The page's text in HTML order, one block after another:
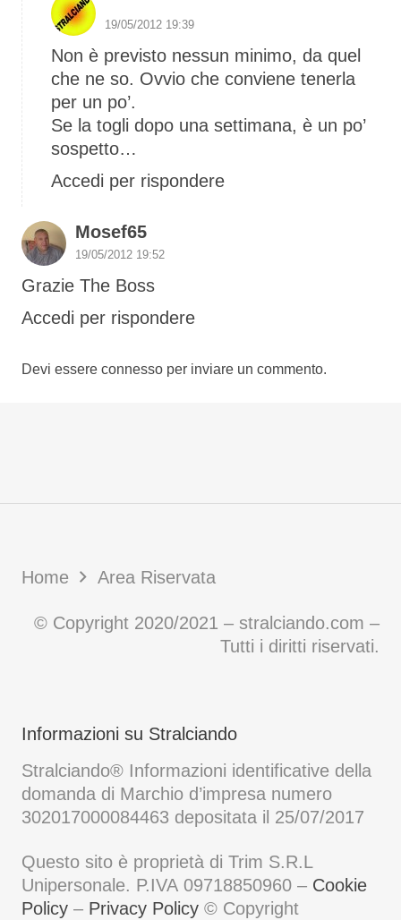
19/05/2012 19:39
Non è previsto nessun minimo, da quel
che ne so. Ovvio che conviene tenerla
per un po’.
Se la togli dopo una settimana, è un po’
sospetto…
Accedi per rispondere
Mosef65
19/05/2012 19:52
Grazie The Boss
Accedi per rispondere
Devi essere connesso per inviare un commento.
Home Area Riservata
© Copyright 2020/2021 – stralciando.com –
Tutti i diritti riservati.
Informazioni su Stralciando
Stralciando® Informazioni identificative della
domanda di Marchio d’impresa numero
302017000084463 depositata il 25/07/2017
Questo sito è proprietà di Trim S.R.L
Unipersonale. P.IVA 09718850960 – Cookie
Policy – Privacy Policy © Copyright